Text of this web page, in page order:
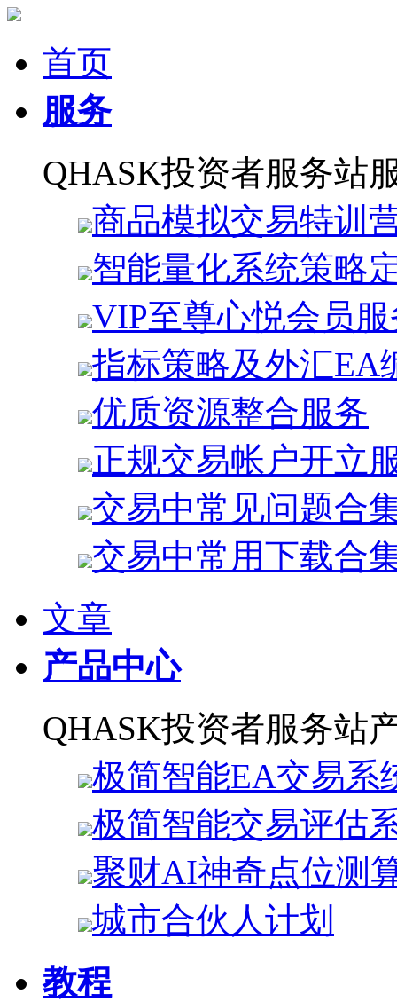
首页
服务
QHASK投资者服务站
商品模拟交易特训
智能量化系统策略
VIP至尊心悦会员
指标策略及外汇EA
优质资源整合服务
正规交易帐户开立
交易中常见问题合
交易中常用下载合
文章
产品中心
QHASK投资者服务站
极简智能EA交易系
极简智能交易评估
聚财AI神奇点位测
城市合伙人计划
教程